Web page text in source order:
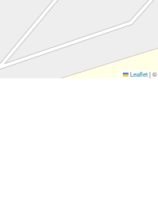
Leaflet|©